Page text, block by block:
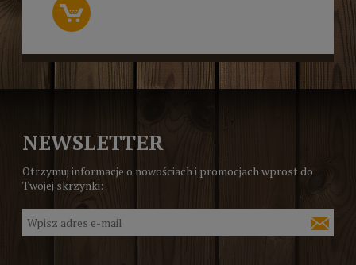
NEWSLETTER
Otrzymuj informacje o nowościach i promocjach wprost do
Twojej skrzynki: